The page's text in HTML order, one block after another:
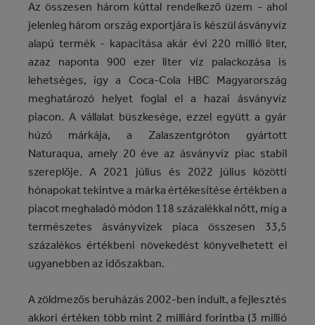
Az összesen három kúttal rendelkező üzem - ahol
jelenleg három ország exportjára is készül ásványvíz
alapú termék - kapacitása akár évi 220 millió liter,
azaz naponta 900 ezer liter víz palackozása is
lehetséges, így a Coca-Cola HBC Magyarország
meghatározó helyet foglal el a hazai ásványvíz
piacon. A vállalat büszkesége, ezzel együtt a gyár
húzó márkája, a Zalaszentgróton gyártott
Naturaqua, amely 20 éve az ásványvíz piac stabil
szereplője. A 2021 július és 2022 július közötti
hónapokat tekintve a márka értékesítése értékben a
piacot meghaladó módon 118 százalékkal nőtt, míg a
természetes ásványvizek piaca összesen 33,5
százalékos értékbeni növekedést könyvelhetett el
ugyanebben az időszakban.
A zöldmezős beruházás 2002-ben indult, a fejlesztés
akkori értéken több mint 2 milliárd forintba (3 millió